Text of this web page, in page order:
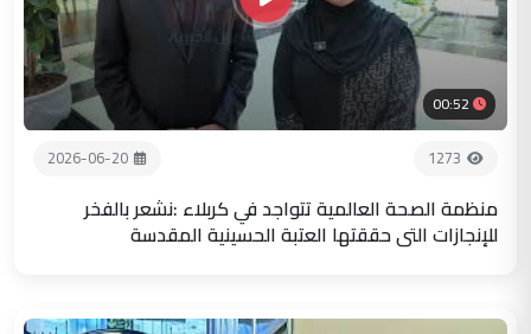
00:52
1273
2026-06-20
منظمة الصحة العالمية تتواجد في كربلاء :نشعر بالفخر
للإنجازات التي حققتها العتبة الحسينية المقدسة